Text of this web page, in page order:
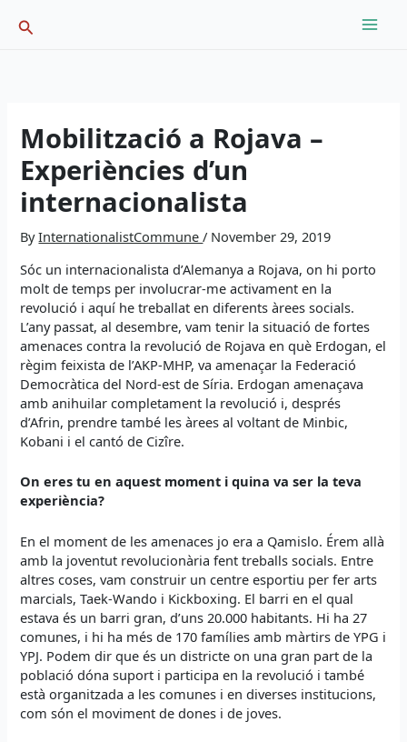
Search
Mobilització a Rojava –
Experiències d’un
internacionalista
ByInternationalistCommune/ November 29, 2019
Sóc un internacionalista d’Alemanya a Rojava, on hi porto
molt de temps per involucrar-me activament en la
revolució i aquí he treballat en diferents àrees socials.
L’any passat, al desembre, vam tenir la situació de fortes
amenaces contra la revolució de Rojava en què Erdogan, el
règim feixista de l’AKP-MHP, va amenaçar la Federació
Democràtica del Nord-est de Síria. Erdogan amenaçava
amb anihuilar completament la revolució i, després
d’Afrin, prendre també les àrees al voltant de Minbic,
Kobani i el cantó de Cizîre.
On eres tu en aquest moment i quina va ser la teva
experiència?
En el moment de les amenaces jo era a Qamislo. Érem allà
amb la joventut revolucionària fent treballs socials. Entre
altres coses, vam construir un centre esportiu per fer arts
marcials, Taek-Wando i Kickboxing. El barri en el qual
estava és un barri gran, d’uns 20.000 habitants. Hi ha 27
comunes, i hi ha més de 170 famílies amb màrtirs de YPG i
YPJ. Podem dir que és un districte on una gran part de la
població dóna suport i participa en la revolució i també
està organitzada a les comunes i en diverses institucions,
com són el moviment de dones i de joves.